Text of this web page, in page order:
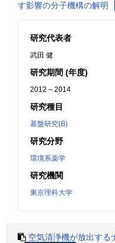
す影響の分子機構の解明
研究代表者
武田 健
研究期間 (年度)
2012 – 2014
研究種目
基盤研究(B)
研究分野
環境系薬学
研究機関
東京理科大学
空気清浄機が放出する